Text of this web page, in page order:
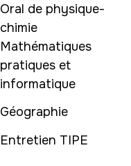
Oral de physique-
chimie
Mathématiques
pratiques et
informatique
Géographie
Entretien TIPE